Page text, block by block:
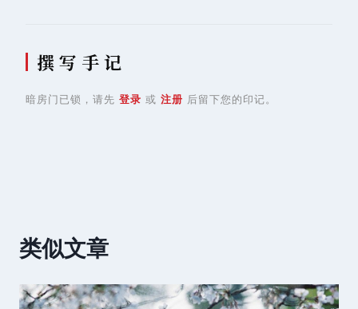
撰 写 手 记
暗房门已锁，请先 登录 或 注册 后留下您的印记。
类似文章